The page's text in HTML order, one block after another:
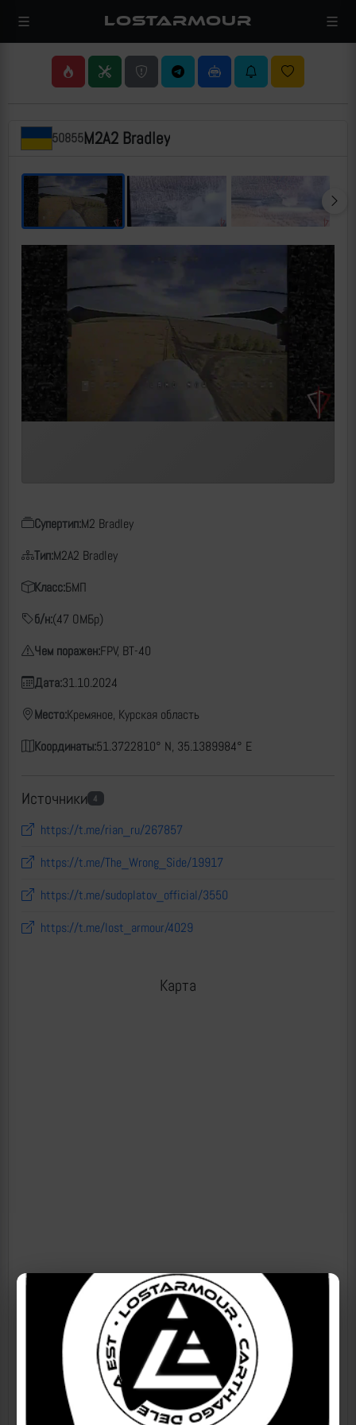
LOSTARMOUR
50855M2A2 Bradley
Супертип:M2 Bradley
Тип:M2A2 Bradley
Класс:БМП
б/н:(47 ОМБр)
Чем поражен:FPV, ВТ-40
Дата:31.10.2024
Место:Кремяное, Курская область
Координаты:51.3722810° N, 35.1389984° E
Источники 4
https://t.me/rian_ru/267857
https://t.me/The_Wrong_Side/19917
https://t.me/sudoplatov_official/3550
https://t.me/lost_armour/4029
Карта